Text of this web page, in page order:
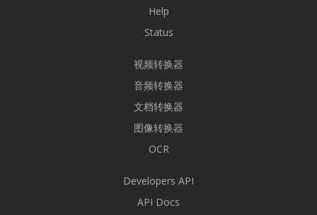
Help
Status
视频转换器
音频转换器
文档转换器
图像转换器
OCR
Developers API
API Docs